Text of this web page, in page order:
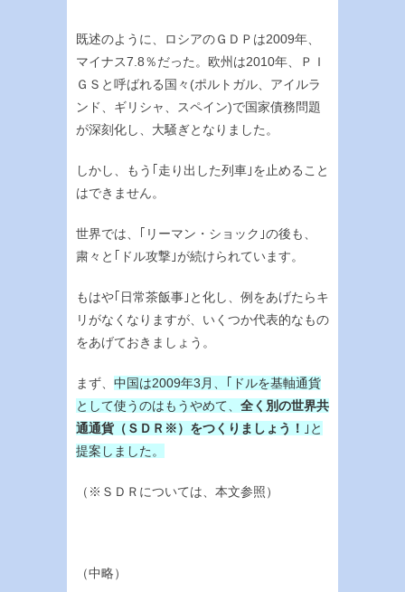
既述のように、ロシアのＧＤＰは2009年、
マイナス7.8％だった。欧州は2010年、ＰＩ
ＧＳと呼ばれる国々(ポルトガル、アイルラ
ンド、ギリシャ、スペイン)で国家債務問題
が深刻化し、大騒ぎとなりました。
しかし、もう｢走り出した列車｣を止めること
はできません。
世界では、｢リーマン・ショック｣の後も、
粛々と｢ドル攻撃｣が続けられています。
もはや｢日常茶飯事｣と化し、例をあげたらキ
リがなくなりますが、いくつか代表的なもの
をあげておきましょう。
まず、 中国は2009年3月、｢ドルを基軸通貨
として使うのはもうやめて、 全く別の世界共
通通貨（ＳＤＲ※）をつくりましょう！ ｣と
提案しました。
（※ＳＤＲについては、本文参照）
（中略）